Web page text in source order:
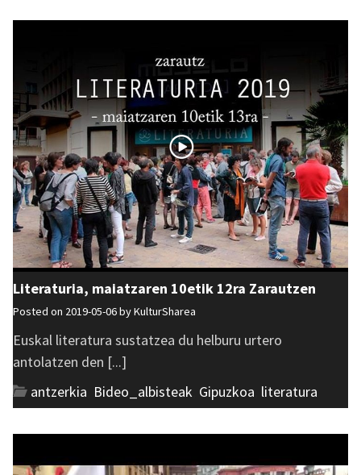
Literaturia, maiatzaren 10etik 12ra Zarautzen
Posted on 2019-05-06 byKulturSharea
Euskal literatura sustatzea du helburu urtero
antolatzen den [...]
antzerkia Bideo_albisteak Gipuzkoa literatura